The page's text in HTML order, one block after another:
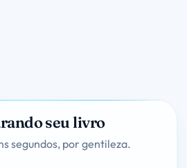
seu livro
segundos, por gentileza.